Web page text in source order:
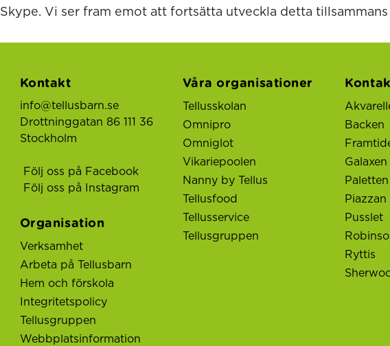
Skype. Vi ser fram emot att fortsätta utveckla detta tillsammans
Kontakt
info@tellusbarn.se
Drottninggatan 86 111 36
Stockholm
Följ oss på Facebook
Följ oss på Instagram
Organisation
Verksamhet
Arbeta på Tellusbarn
Hem och förskola
Integritetspolicy
Tellusgruppen
Webbplatsinformation
Våra organisationer
Tellusskolan
Omnipro
Omniglot
Vikariepoolen
Nanny by Tellus
Tellusfood
Tellusservice
Tellusgruppen
Backen
Galaxen
Paletten
Piazzan
Pusslet
Ryttis